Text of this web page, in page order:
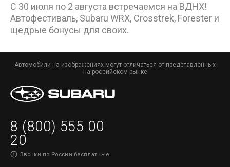
С 30 июля по 2 августа встречаемся на ВДНХ!
Автофестиваль, Subaru WRX, Crosstrek, Forester и
щедрые бонусы для своих.
Автомобили на изображениях могут отличаться от представленных
на российском рынке
8 (800) 555 00
20
Звонки по России бесплатные